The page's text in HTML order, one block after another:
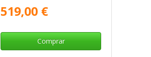
519,00 €
Comprar